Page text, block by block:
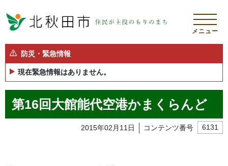
メニュー
防災・緊急情報
現在緊急情報はありません。
第16回大館能代空港かまくらんど
2015年02月11日 コンテンツ番号 6131